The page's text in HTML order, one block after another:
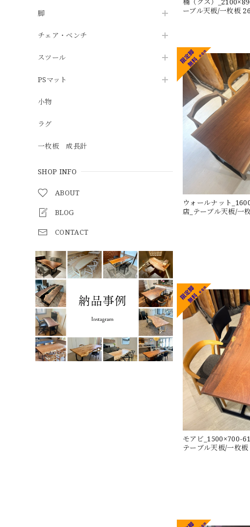
脚
チェア・ベンチ
スツール
PSマット
小物
ラグ
一枚板 成長計
SHOP INFO
ABOUT
BLOG
CONTACT
ーブル天板/一枚板
ウォールナット
店_テーブル天板/一
モアビ_1500×700-
テーブル天板/一枚